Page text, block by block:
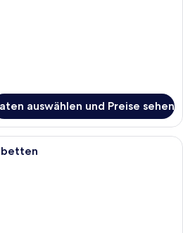
auswählen und Preise sehen
Standardzimmer, 2 Einzelbetten |